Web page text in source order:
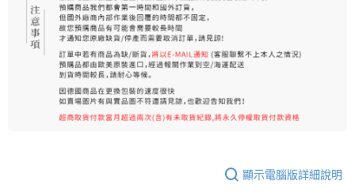
離島宅配（澎湖、金門、馬祖、小琉球）
每筆NT$250，滿NT$3,000(含以上)免運費
顯示電腦版詳細說明